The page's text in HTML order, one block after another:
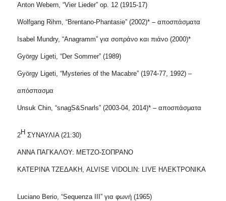
Anton Webern, “Vier Lieder” op. 12 (1915-17)
Wolfgang Rihm, “Brentano-Phantasie” (2002)* – αποσπάσματα
Isabel Mundry, “Anagramm” για σοπράνο και πιάνο (2000)*
György Ligeti, “Der Sommer” (1989)
György Ligeti, “Mysteries of the Macabre” (1974-77, 1992) –
απόσπασμα
Unsuk Chin, “snagS&Snarls” (2003-04, 2014)* – αποσπάσματα
2ΗΣΥΝΑΥΛΙΑ (21:30)
ΑΝΝΑ ΠΑΓΚΑΛΟΥ: ΜΕΤΖΟ-ΣΟΠΡΑΝΟ
ΚΑΤΕΡΙΝΑ ΤΖΕΔΑΚΗ, ALVISE VIDOLIN: LIVE ΗΛΕΚΤΡΟΝΙΚΑ
Luciano Berio, “Sequenza III” για φωνή (1965)